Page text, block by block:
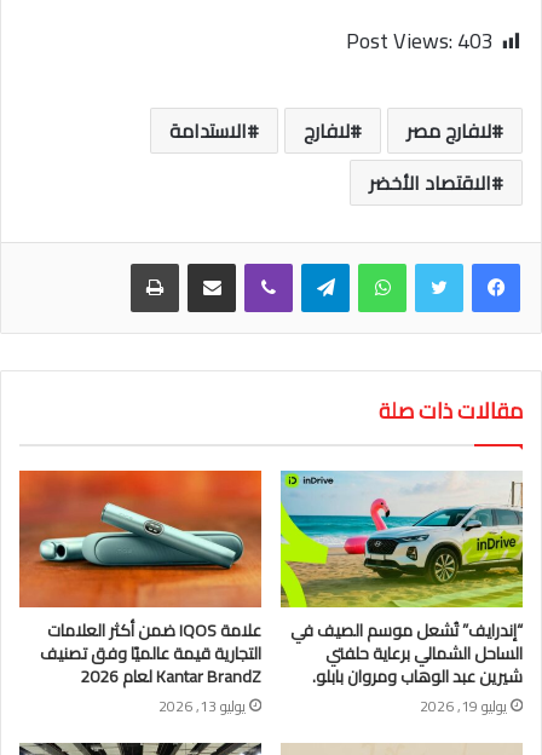
Post Views:403
لافارج مصر لافارج
الاستدامة
الاقتصاد الأخضر
واتساب تيلقرام
مقالات ذات صلة
“إندرايف” تُشعل موسم الصيف في
الساحل الشمالي برعاية حلفتي
شيرين عبد الوهاب ومروان بابلو.
يوليو 19, 2026
علامة IQOS ضمن أكثر العلامات
التجارية قيمة عالميًا وفق تصنيف
Kantar BrandZ لعام 2026
يوليو 13, 2026